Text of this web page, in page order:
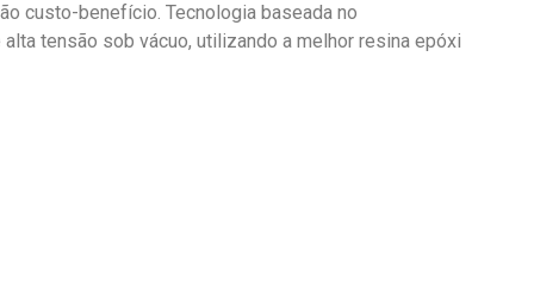
custo-benefício. Tecnologia baseada no
tensão sob vácuo, utilizando a melhor resina epóxi